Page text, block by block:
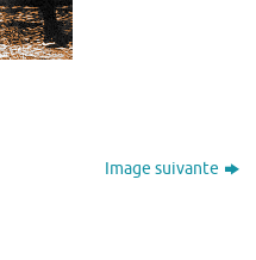
Image suivante